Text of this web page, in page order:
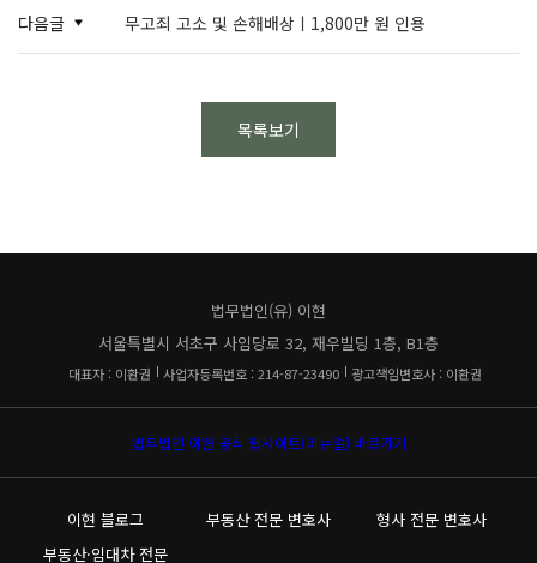
다음글 무고죄 고소 및 손해배상ㅣ1,800만 원 인용
목록보기
법무법인(유) 이현
서울특별시 서초구 사임당로 32, 재우빌딩 1층, B1층
대표자 : 이환권 사업자등록번호 : 214-87-23490 광고책임변호사 : 이환권
법무법인 이현 공식 웹사이트(리뉴얼) 바로가기
이현 블로그 부동산 전문 변호사
형사 전문 변호사
부동산·임대차 전문